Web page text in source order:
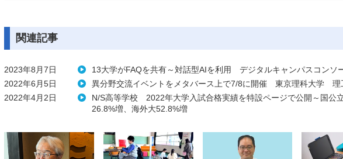
関連記事
2023年8月7日
13大学がFAQを共有～対話型AIを利用 デジタルキャンパスコンソ
2022年6月5日
異分野交流イベントをメタバース上で7/8に開催 東京理科大学 理
2022年4月2日
N/S高等学校 2022年大学入試合格実績を特設ページで公開～国公
26.8%増、海外大52.8%増